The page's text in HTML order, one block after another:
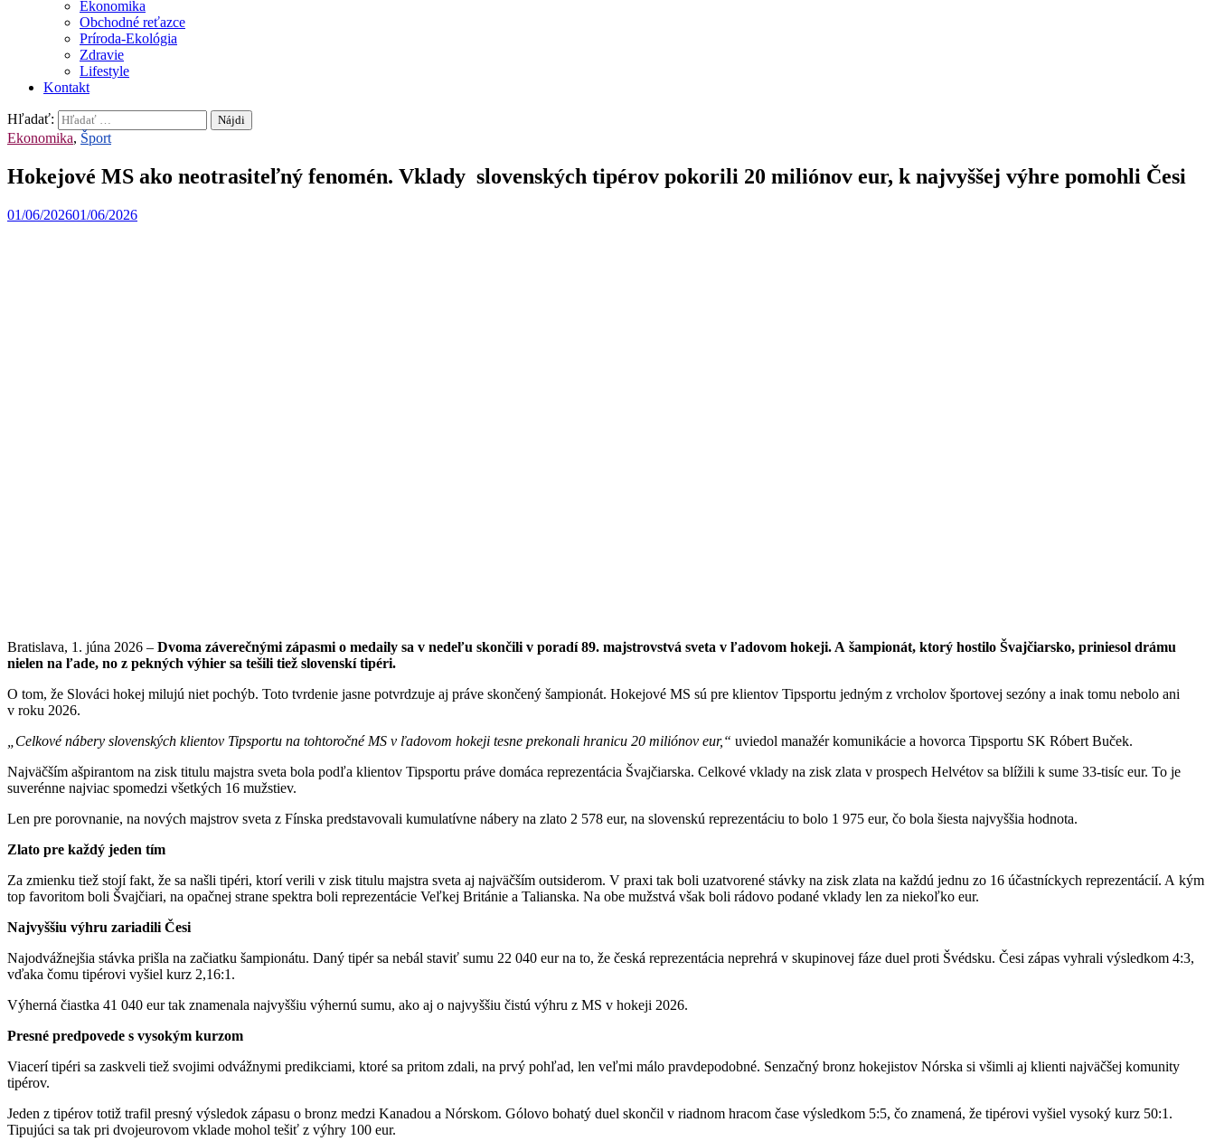
Ekonomika
Obchodné reťazce
Príroda-Ekológia
Zdravie
Lifestyle
Kontakt
Hľadať:
Ekonomika, Šport
Hokejové MS ako neotrasiteľný fenomén. Vklady slovenských tipérov pokorili 20 miliónov eur, k najvyššej výhre pomohli Česi
01/06/202601/06/2026
Bratislava, 1. júna 2026 – Dvoma záverečnými zápasmi o medaily sa v nedeľu skončili v poradí 89. majstrovstvá sveta v ľadovom hokeji. A šampionát, ktorý hostilo Švajčiarsko, priniesol drámu
nielen na ľade, no z pekných výhier sa tešili tiež slovenskí tipéri.
O tom, že Slováci hokej milujú niet pochýb. Toto tvrdenie jasne potvrdzuje aj práve skončený šampionát. Hokejové MS sú pre klientov Tipsportu jedným z vrcholov športovej sezóny a inak tomu nebolo ani
v roku 2026.
„Celkové nábery slovenských klientov Tipsportu na tohtoročné MS v ľadovom hokeji tesne prekonali hranicu 20 miliónov eur,“ uviedol manažér komunikácie a hovorca Tipsportu SK Róbert Buček.
Najväčším ašpirantom na zisk titulu majstra sveta bola podľa klientov Tipsportu práve domáca reprezentácia Švajčiarska. Celkové vklady na zisk zlata v prospech Helvétov sa blížili k sume 33-tisíc eur. To je
suverénne najviac spomedzi všetkých 16 mužstiev.
Len pre porovnanie, na nových majstrov sveta z Fínska predstavovali kumulatívne nábery na zlato 2 578 eur, na slovenskú reprezentáciu to bolo 1 975 eur, čo bola šiesta najvyššia hodnota.
Zlato pre každý jeden tím
Za zmienku tiež stojí fakt, že sa našli tipéri, ktorí verili v zisk titulu majstra sveta aj najväčším outsiderom. V praxi tak boli uzatvorené stávky na zisk zlata na každú jednu zo 16 účastníckych reprezentácií. A kým
top favoritom boli Švajčiari, na opačnej strane spektra boli reprezentácie Veľkej Británie a Talianska. Na obe mužstvá však boli rádovo podané vklady len za niekoľko eur.
Najvyššiu výhru zariadili Česi
Najodvážnejšia stávka prišla na začiatku šampionátu. Daný tipér sa nebál staviť sumu 22 040 eur na to, že česká reprezentácia neprehrá v skupinovej fáze duel proti Švédsku. Česi zápas vyhrali výsledkom 4:3,
vďaka čomu tipérovi vyšiel kurz 2,16:1.
Výherná čiastka 41 040 eur tak znamenala najvyššiu výhernú sumu, ako aj o najvyššiu čistú výhru z MS v hokeji 2026.
Presné predpovede s vysokým kurzom
Viacerí tipéri sa zaskveli tiež svojimi odvážnymi predikciami, ktoré sa pritom zdali, na prvý pohľad, len veľmi málo pravdepodobné. Senzačný bronz hokejistov Nórska si všimli aj klienti najväčšej komunity
tipérov.
Jeden z tipérov totiž trafil presný výsledok zápasu o bronz medzi Kanadou a Nórskom. Gólovo bohatý duel skončil v riadnom hracom čase výsledkom 5:5, čo znamená, že tipérovi vyšiel vysoký kurz 50:1.
Tipujúci sa tak pri dvojeurovom vklade mohol tešiť z výhry 100 eur.